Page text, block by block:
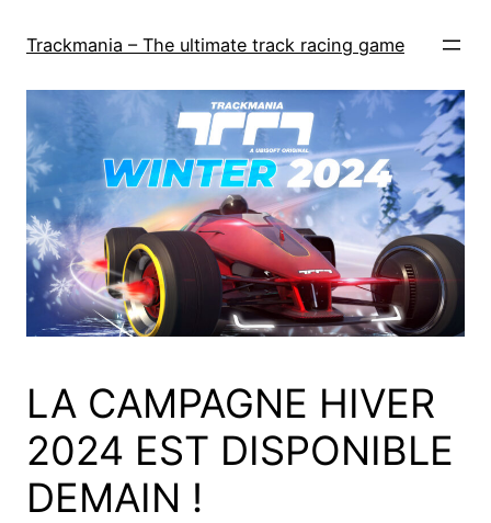
Trackmania – The ultimate track racing game
LA CAMPAGNE HIVER
2024 EST DISPONIBLE
DEMAIN !